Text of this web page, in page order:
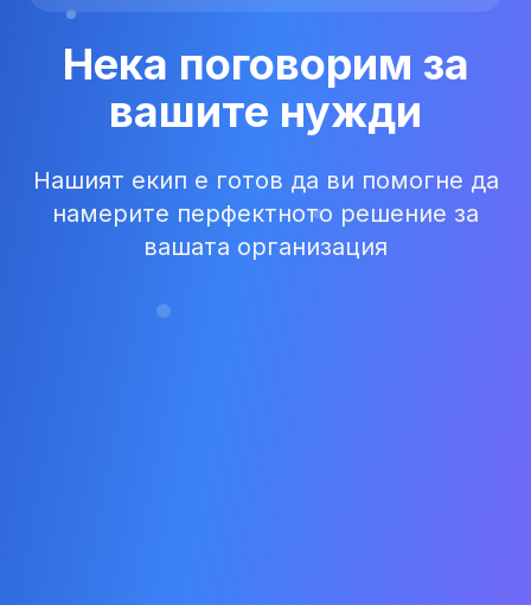
Нека поговорим за
вашите нужди
Нашият екип е готов да ви помогне да
намерите перфектното решение за
вашата организация